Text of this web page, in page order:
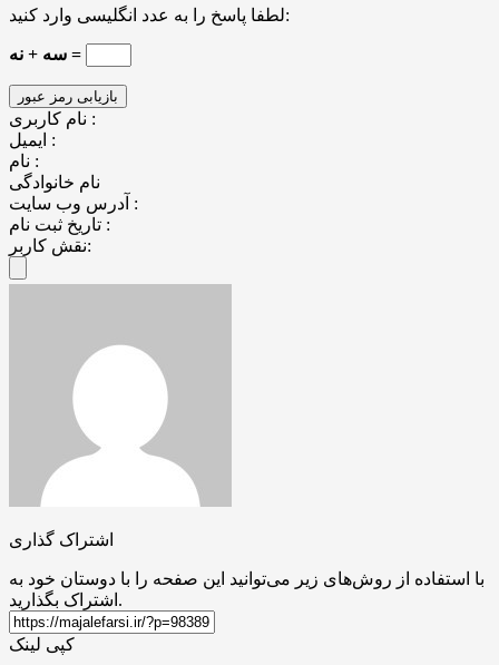
لطفا پاسخ را به عدد انگلیسی وارد کنید:
سه + نه =
نام کاربری :
ایمیل :
نام :
نام خانوادگی
آدرس وب سایت :
تاریخ ثبت نام :
نقش کاربر:
اشتراک گذاری
با استفاده از روش‌های زیر می‌توانید این صفحه را با دوستان خود به
اشتراک بگذارید.
کپی لینک